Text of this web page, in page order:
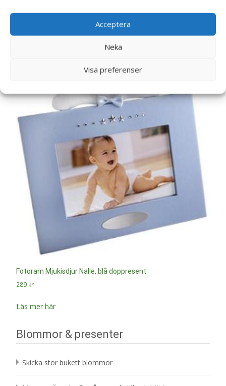
Acceptera
Neka
Visa preferenser
Relaterade produkter
Fotoram Mjukisdjur Nalle, blå doppresent
289 kr
Läs mer här
Blommor & presenter
Skicka stor bukett blommor